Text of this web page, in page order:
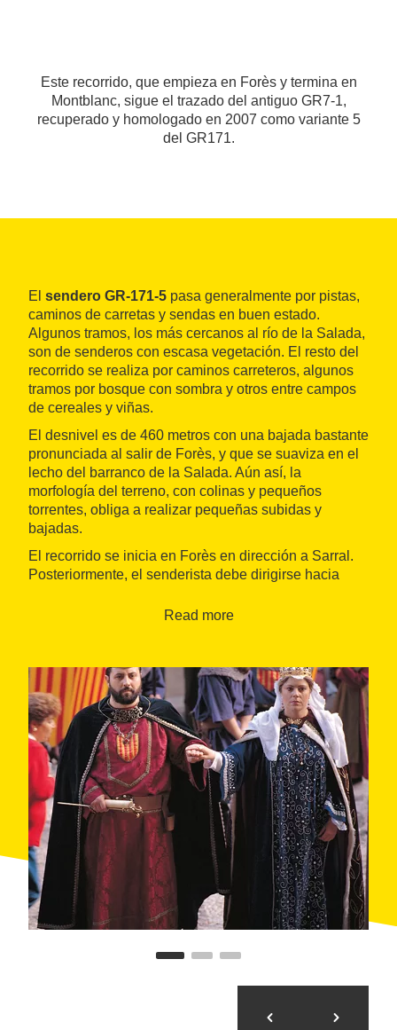
Este recorrido, que empieza en Forès y termina en
Montblanc, sigue el trazado del antiguo GR7-1,
recuperado y homologado en 2007 como variante 5
del GR171.
El sendero GR-171-5 pasa generalmente por pistas,
caminos de carretas y sendas en buen estado.
Algunos tramos, los más cercanos al río de la Salada,
son de senderos con escasa vegetación. El resto del
recorrido se realiza por caminos carreteros, algunos
tramos por bosque con sombra y otros entre campos
de cereales y viñas.
El desnivel es de 460 metros con una bajada bastante
pronunciada al salir de Forès, y que se suaviza en el
lecho del barranco de la Salada. Aún así, la
morfología del terreno, con colinas y pequeños
torrentes, obliga a realizar pequeñas subidas y
bajadas.
El recorrido se inicia en Forès en dirección a Sarral.
Posteriormente, el senderista debe dirigirse hacia
dels Prats, para acabar la ruta en Montblanc.
una curiosa forma de colocación de las piedras
conocida comoopus spicatum , que en castellano
significa "en forma de espiga". También son puntos de
interés los barrancales de donde se extraía el yeso
para los hornos de Rocacorba y, más adelante, la
vegetación de la ribera del torrente de la Salada,
donde se erige una presa romana de derivación que
elevaba el nivel del agua, desviándola hacia un
canal. Se conserva solo la parte derecha del dique,
que fue utilizado en época romana y en la edad
media. Cerca de la presa pueden encontrarse otros
restos de la época romana. Finalmente, cabe destacar
las bodegas modernistas y las vistas que se
contemplan desde los puntos más elevados como
Read more